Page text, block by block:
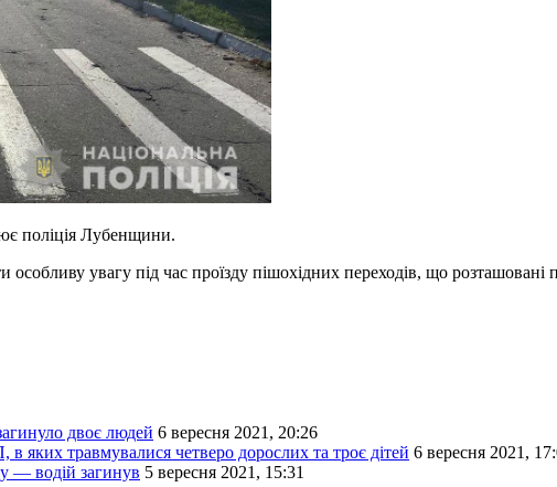
поліція Лубенщини.
особливу увагу під час проїзду пішохідних переходів, що розташовані
двоє людей 6 вересня 2021, 20:26
яких травмувалися четверо дорослих та троє дітей 6 вересня 2021,
— водій загинув 5 вересня 2021, 15:31